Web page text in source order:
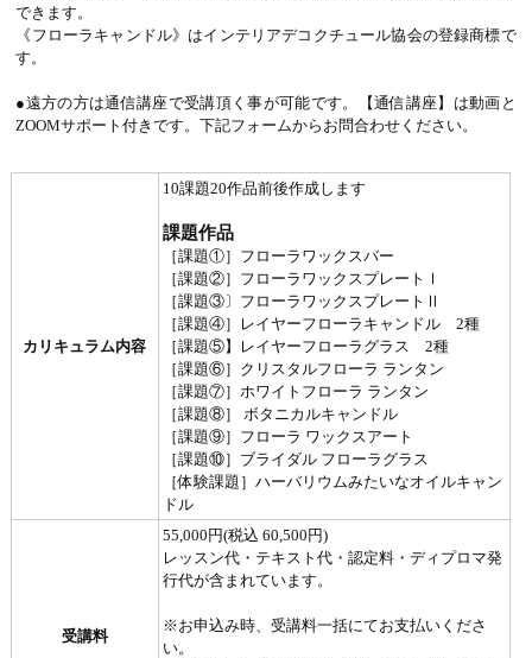
できます。
《フローラキャンドル》はインテリアデコクチュール協会の登録商標で
す。
●遠方の方は通信講座で受講頂く事が可能です。【通信講座】は動画と
ZOOMサポート付きです。下記フォームからお問合わせください。
カリキュラム内容
10課題20作品前後作成します
課題作品
［課題①］フローラワックスバー
［課題②］フローラワックスプレートⅠ
［課題③〕フローラワックスプレートⅡ
［課題④］レイヤーフローラキャンドル 2種
［課題⑤】レイヤーフローラグラス 2種
［課題⑥］クリスタルフローラ ランタン
［課題⑦］ホワイトフローラ ランタン
［課題⑧］ ボタニカルキャンドル
［課題⑨］フローラ ワックスアート
［課題⑩］ブライダル フローラグラス
［体験課題］ハーバリウムみたいなオイルキャン
ドル
受講料
55,000円(税込 60,500円)
レッスン代・テキスト代・認定料・ディプロマ発
行代が含まれています。
※お申込み時、受講料一括にてお支払いくださ
い。